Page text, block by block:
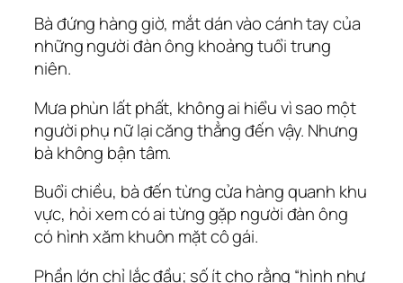
Bà đứng hàng giờ, mắt dán vào cánh tay của
những người đàn ông khoảng tuổi trung
niên.
Mưa phùn lất phất, không ai hiểu vì sao một
người phụ nữ lại căng thẳng đến vậy. Nhưng
bà không bận tâm.
Buổi chiều, bà đến từng cửa hàng quanh khu
vực, hỏi xem có ai từng gặp người đàn ông
có hình xăm khuôn mặt cô gái.
Phần lớn chỉ lắc đầu; số ít cho rằng “hình như